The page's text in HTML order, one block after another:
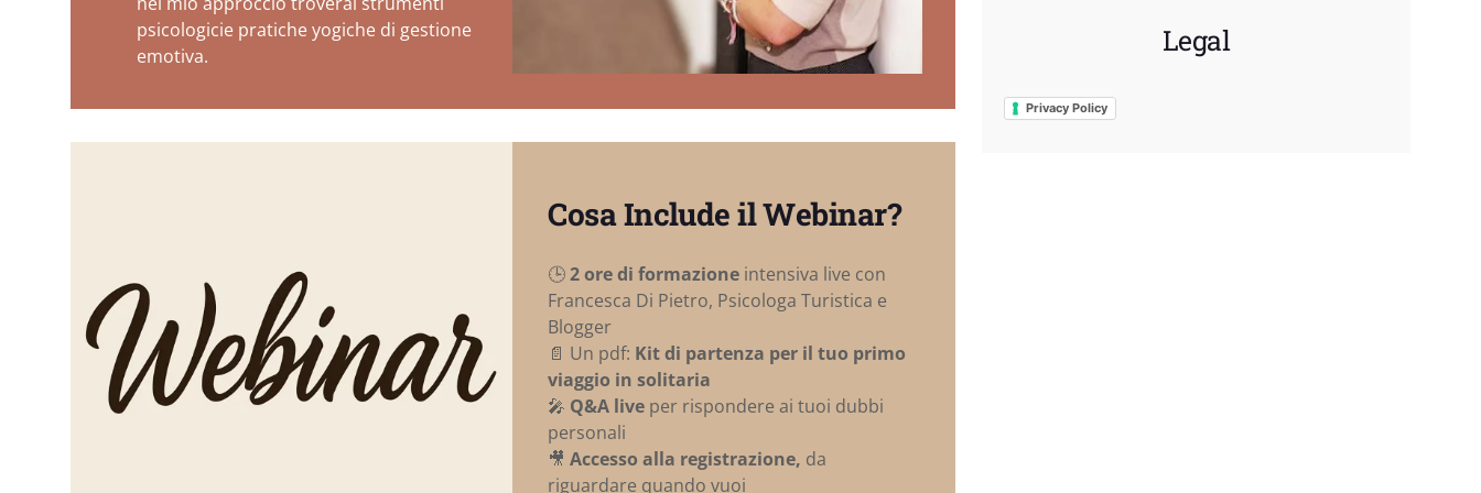
psicologicie pratiche yogiche di gestione
emotiva.
Cosa Include il Webinar?
🕒2 ore di formazione intensiva live con
Francesca Di Pietro, Psicologa Turistica e
Blogger
📄 Un pdf: Kit di partenza per il tuo primo
viaggio in solitaria
🎤 Q&A live per rispondere ai tuoi dubbi
personali
🎥Accesso alla registrazione, da
riguardare quando vuoi
Legal
Privacy Policy